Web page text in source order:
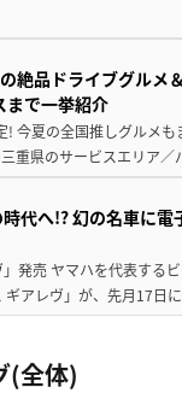
絶品ドライブグル
まで一挙紹介
! 今夏の全国推しグルメ
重県のサービスエリア
代へ!? 幻の名車に
発売 ヤマハを代表する
ギアレヴ」が、先月17
(全体)